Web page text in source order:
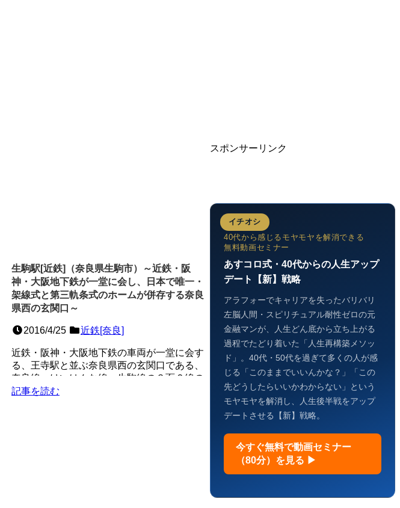
生駒駅[近鉄]（奈良県生駒市）～近鉄・阪
神・大阪地下鉄が一堂に会し、日本で唯一・
架線式と第三軌条式のホームが併存する奈良
県西の玄関口～
2016/4/25 近鉄[奈良]
近鉄・阪神・大阪地下鉄の車両が一堂に会す
る、王寺駅と並ぶ奈良県西の玄関口である、
奈良線・けいはんな線・生駒線の３面６線の
地上駅。県内５番目の...
記事を読む
スポンサーリンク
イチオシ
40代から感じるモヤモヤを解消できる
無料動画セミナー
あすコロ式・40代からの人生アップ
デート【新】戦略
アラフォーでキャリアを失ったバリバリ
左脳人間・スピリチュアル耐性ゼロの元
金融マンが、人生どん底から立ち上がる
過程でたどり着いた「人生再構築メソッ
ド」。40代・50代を過ぎて多くの人が感
じる「このままでいいんかな？」「この
先どうしたらいいかわからない」という
モヤモヤを解消し、人生後半戦をアップ
デートさせる【新】戦略。
今すぐ無料で動画セミナー
（80分）を見る ▶